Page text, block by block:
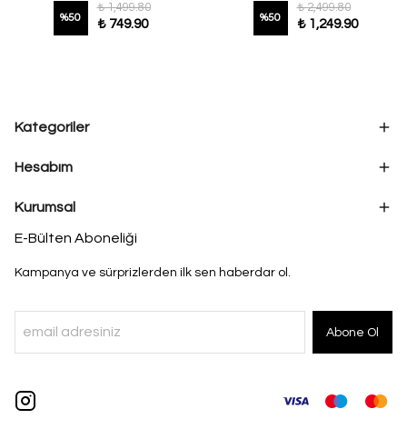
%50
₺ 1,499.80
₺ 749.90 %50
₺ 2,499.80
₺ 1,249.90
Kategoriler
Hesabım
Kurumsal
E-Bülten Aboneliği
Kampanya ve sürprizlerden ilk sen haberdar ol.
Abone Ol